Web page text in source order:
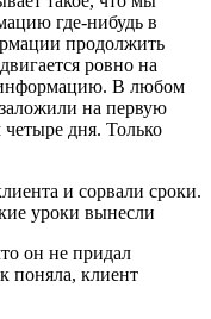
где-нибудь в
продолжить
ровно на
информацию. В любом
на первую
дня. Только
он не придал
поняла, клиент